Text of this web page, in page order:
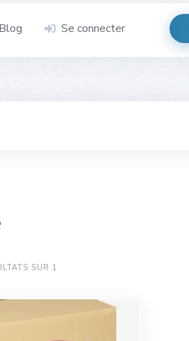
Blog Se connecter
SUR 1